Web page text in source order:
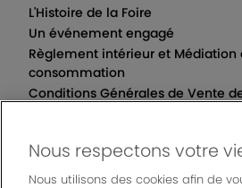
L'Histoire de la Foire
Un événement engagé
Règlement intérieur et Médiation
consommation
Conditions Générales de Vente
Nous respectons votre
Nous utilisons des cookies afin de